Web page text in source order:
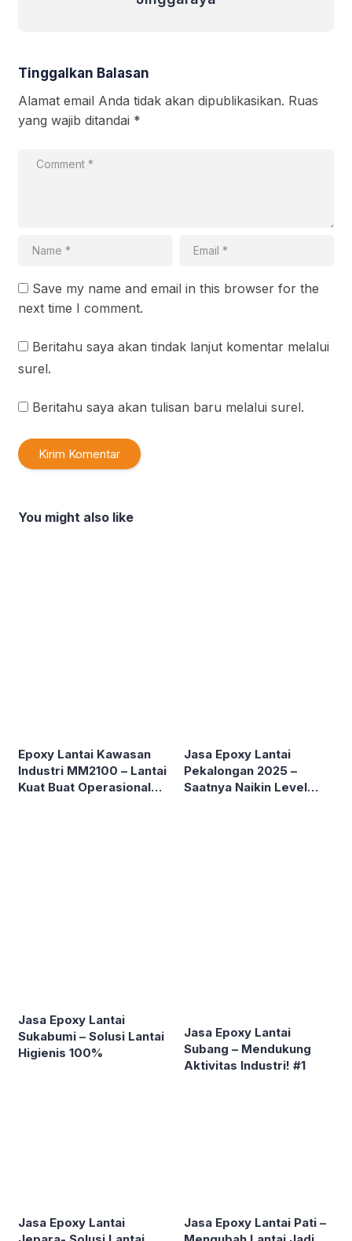
Tinggalkan Balasan
Alamat email Anda tidak akan dipublikasikan. Ruas
yang wajib ditandai *
Save my name and email in this browser for the
next time I comment.
Beritahu saya akan tindak lanjut komentar melalui
surel.
Beritahu saya akan tulisan baru melalui surel.
You might also like
Epoxy Lantai Kawasan
Industri MM2100 – Lantai
Kuat Buat Operasional
Jasa Epoxy Lantai
Pekalongan 2025 –
Saatnya Naikin Level
Jasa Epoxy Lantai
Sukabumi – Solusi Lantai
Higienis 100%
Jasa Epoxy Lantai
Subang – Mendukung
Aktivitas Industri! #1
Jasa Epoxy Lantai
Jasa Epoxy Lantai Pati –